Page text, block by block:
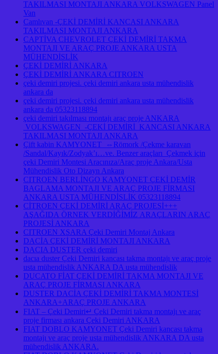
TAKILMASI MONTAJI ANKARA VOLKSWAGEN Panel
Van
Camlıvan -ÇEKİ DEMİRİ KANCASI ANKARA
TAKILMASI MONTAJI ANKARA
CAPTİVA CHEVROLET ÇEKİ DEMİRİ TAKMA
MONTAJI VE ARAÇ PROJE ANKARA USTA
MÜHENDİSLİK
ÇEKİ DEMİRİ ANKARA
ÇEKİ DEMİRİ ANKARA CITROEN
çeki demiri projesi. çeki demiri ankara usta mühendislik
ankara da
çeki demiri projesi. çeki demiri ankara usta mühendislik
ankara da 05323118894
çeki demiri takılması montajı araç proje ANKARA
VOLKSWAGEN -ÇEKİ DEMİRİ KANCASI ANKARA
TAKILMASI MONTAJI ANKARA
Çift kabin KAMYONET ⇔Römork /Çekme karavan
/Sandal/Kayık/Zodyak’ı…ve. Benzer araçları Çekmek için
çeki Demiri Montesi Aracınıza/Araç proje Ankara/Usta
Mühendislik Oto Dizayn Ankara
CITROEN BERLİNGO KAMYONET ÇEKİ DEMİR
BAGLAMA MONTAJI VE ARAÇ PROJE FİRMASI
ANKARA USTA MÜHENDİSLİK 05323118894
CİTROEN ÇEKİ DEMİRİ ARAÇ PROJESİ+++
AŞAĞIDA ÖRNEK VERDİĞİMİZ ARAÇLARIN ARAÇ
PROJESİ ANKARA
CITROEN XSARA Çeki Demiri Montaj Ankara
DACİA ÇEKİ DEMİRİ MONTAJI ANKARA
DACIA DUSTER çeki demiri
dacıa duster Çeki Demiri kancası takma montajı ve araç proje
usta mühendislik ANKARA DA usta mühendislik
DUCATO FİAT ÇEKİ DEMİRİ TAKMA MONTAJI VE
ARAÇ PROJE FİRMASI ANKARA
DUSTER DACİA ÇEKİ DEMİRİ TAKMA MONTESİ
ANKARA+ARAÇ PROJE ANKARA
FIAT – Çeki Demiri↵ Çeki Demiri takma montajı ve araç
proje firması ankara Çeki Demiri ANKARA
FIAT DOBLO KAMYONET Çeki Demiri kancası takma
montajı ve araç proje usta mühendislik ANKARA DA usta
mühendislik ANKARA.